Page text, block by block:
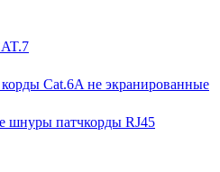
Cat.6A не экранированные
шнуры патчкорды RJ45